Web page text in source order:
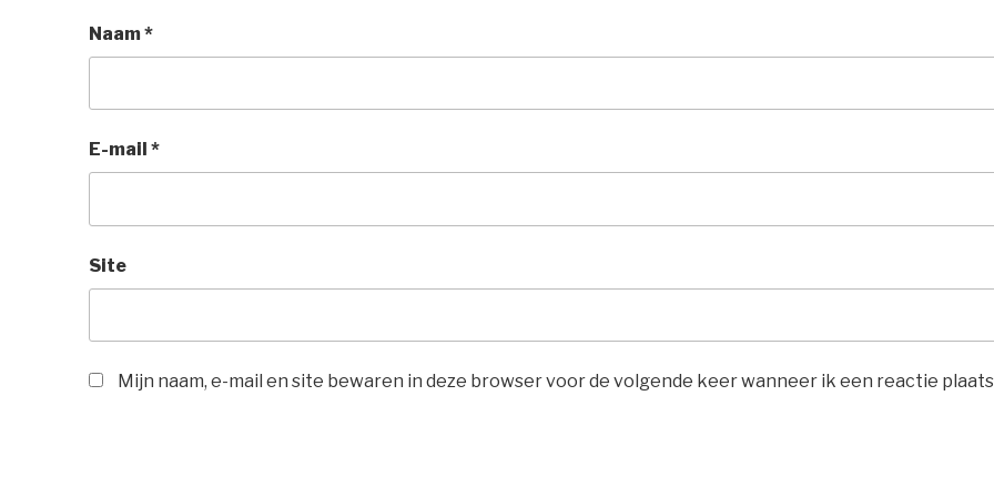
Naam*
E-mail *
Site
Mijn naam, e-mail en site bewaren in deze browser voor de volgende keer wanneer ik een reactie